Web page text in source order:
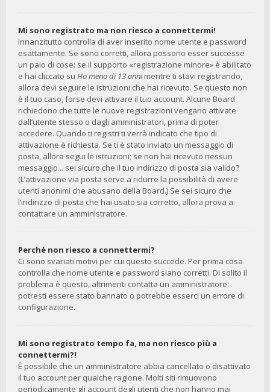
Mi sono registrato ma non riesco a connettermi!
Innanzitutto controlla di aver inserito nome utente e password
esattamente. Se sono corretti, allora possono esser successe
un paio di cose: se il supporto «registrazione minore» è abilitato
e hai cliccato su Ho meno di 13 annimentre ti stavi registrando,
allora devi seguire le istruzioni che hai ricevuto. Se questo non
è il tuo caso, forse devi attivare il tuo account. Alcune Board
richiedono che tutte le nuove registrazioni vengano attivate
dall’utente stesso o dagli amministratori, prima di poter
accedere. Quando ti registri ti verrà indicato che tipo di
attivazione è richiesta. Se ti è stato inviato un messaggio di
posta, allora segui le istruzioni; se non hai ricevuto nessun
messaggio... sei sicuro che il tuo indirizzo di posta sia valido?
(L’attivazione via posta serve a ridurre la possibilità di avere
utenti anonimi che abusano della Board.) Se sei sicuro che
l’indirizzo di posta che hai usato sia corretto, allora prova a
contattare un amministratore.
Perché non riesco a connettermi?
Ci sono svariati motivi per cui questo succede. Per prima cosa
controlla che nome utente e password siano corretti. Di solito il
problema è questo, altrimenti contatta un amministratore:
potresti essere stato bannato o potrebbe esserci un errore di
configurazione.
Mi sono registrato tempo fa, ma non riesco più a
connettermi?!
È possibile che un amministratore abbia cancellato o disattivato
il tuo account per qualche ragione. Molti siti rimuovono
periodicamente gli account degli utenti che non hanno mai